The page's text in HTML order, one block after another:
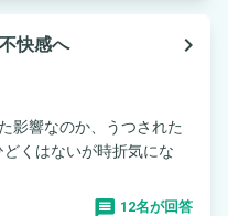
快感へ
navigate_next
影響なのか、うつされた
くはないが時折気にな
12名が回答